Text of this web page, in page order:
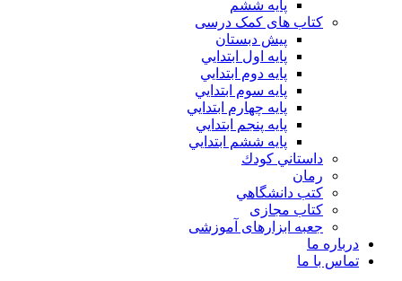
پایه ششم
کتاب های کمک درسی
پیش دبستان
پايه اول ابتدايي
پايه دوم ابتدايي
پايه سوم ابتدايي
پايه چهارم ابتدايي
پايه پنجم ابتدايي
پايه ششم ابتدايي
داستاني كودك
رمان
كتب دانشگاهي
کتاب مجازی
جعبه ابزارهای آموزشی
درباره ما
تماس با ما